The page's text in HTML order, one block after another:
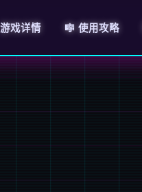
戏详情 🎼 使用攻略